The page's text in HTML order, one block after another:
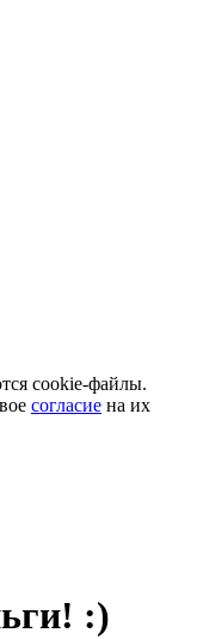
cookie-файлы.
согласие на их
:)